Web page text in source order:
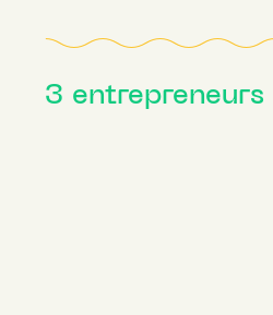
3 entrepreneurs